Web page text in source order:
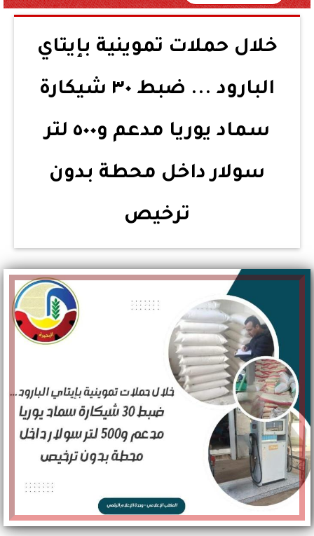
خلال حملات تموينية بإيتاي
البارود ... ضبط ٣٠ شيكارة
سماد يوريا مدعم و٥٠٠ لتر
سولار داخل محطة بدون
ترخيص